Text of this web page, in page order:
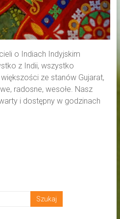
o Indiach Indyjskim
z Indii, wszystko
ze stanów Gujarat,
radosne, wesołe. Nasz
i dostępny w godzinach